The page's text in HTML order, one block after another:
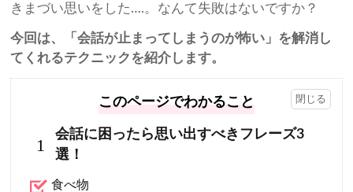
きまづい思いをした….。なんて失敗はないですか？
今回は、「会話が止まってしまうのが怖い」を解消し
てくれるテクニックを紹介します。
このページでわかること
1
会話に困ったら思い出すべきフレーズ3
選！
食べ物